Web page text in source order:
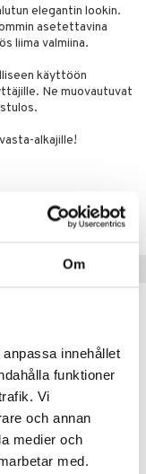
Om
innehållet
funktioner
Vi
och annan
medier och
med.
elegantin lookin.
asetettavina
liima valmiina.
käyttöön
Ne muovautuvat
alkajille!